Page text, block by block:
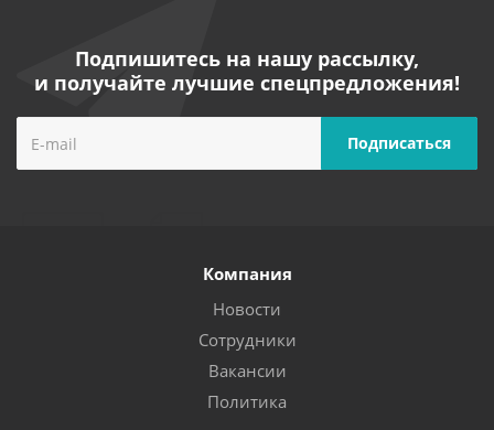
Подпишитесь на нашу рассылку,
и получайте лучшие спецпредложения!
Компания
Новости
Сотрудники
Вакансии
Политика